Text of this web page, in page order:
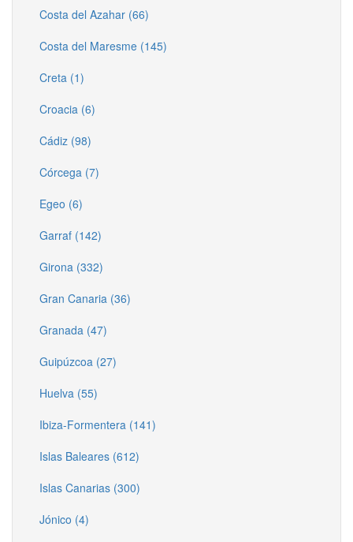
Costa del Azahar (66)
Costa del Maresme (145)
Creta (1)
Croacia (6)
Cádiz (98)
Córcega (7)
Egeo (6)
Garraf (142)
Girona (332)
Gran Canaria (36)
Granada (47)
Guipúzcoa (27)
Huelva (55)
Ibiza-Formentera (141)
Islas Baleares (612)
Islas Canarias (300)
Jónico (4)